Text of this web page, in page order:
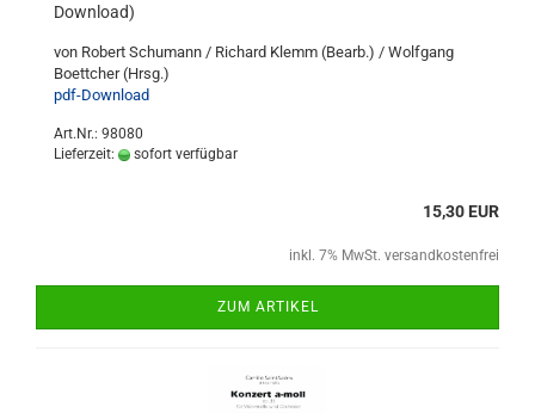
Download)
von Robert Schumann / Richard Klemm (Bearb.) / Wolfgang
Boettcher (Hrsg.)
pdf-Download
Art.Nr.: 98080
Lieferzeit:
sofort verfügbar
15,30 EUR
inkl. 7% MwSt. versandkostenfrei
ZUM ARTIKEL